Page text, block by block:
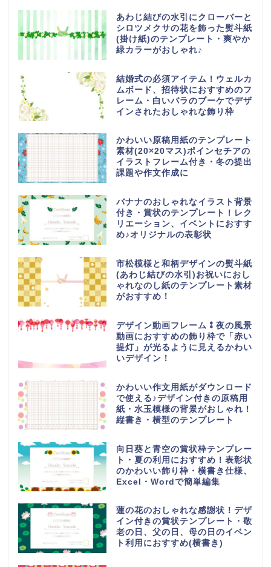
あわじ結びの水引にクローバーと
シロツメクサの花を飾った熨斗紙
(掛け紙)のテンプレート・爽やか
緑カラーがおしゃれ♪
結婚式の必須アイテム！ウェルカ
ムボード、招待状におすすめのフ
レーム・白いバラのブーケでデザ
インされたおしゃれな飾り枠
かわいい原稿用紙のテンプレート
素材(20×20マス)ポインセチアの
イラストフレーム付き・冬の提出
課題や作文作成に
バナナのおしゃれなイラスト背景
付き・賞状のテンプレート！レク
リエーション、イベントにおすす
め♪オリジナルの表彰状
市松模様と和柄デザインの熨斗紙
(あわじ結びの水引)お祝いにおし
ゃれなのし紙のテンプレート素材
がおすすめ！
デザイン動画フレーム⁑夜の風景
動画におすすめの飾り枠で「赤い
提灯」が光るように見えるかわい
いデザイン！
かわいい作文用紙がダウンロード
で使える♪デザイン付きの原稿用
紙・水玉模様の背景がおしゃれ！
縦書き・横型のテンプレート
向日葵と青空の賞状枠テンプレー
ト・夏の利用におすすめ！表彰状
のかわいい飾り枠・横書き仕様、
Excel・Wordで簡単編集
蓮の花のおしゃれな感謝状！デザ
イン付きの賞状テンプレート・敬
老の日、父の日、母の日のイベン
ト利用におすすめ(横書き)